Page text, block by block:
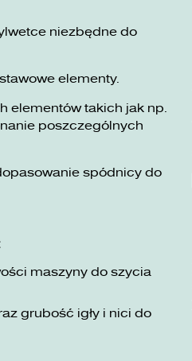
niezbędne do
elementy.
elementów takich jak np.
poszczególnych
spódnicy do
maszyny do szycia
grubość igły i nici do